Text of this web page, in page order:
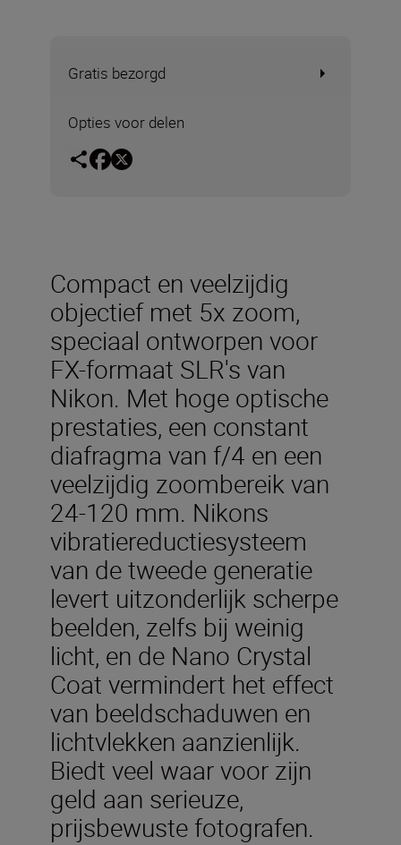
Gratis bezorgd
Opties voor delen
Compact en veelzijdig
objectief met 5x zoom,
speciaal ontworpen voor
FX-formaat SLR's van
Nikon. Met hoge optische
prestaties, een constant
diafragma van f/4 en een
veelzijdig zoombereik van
24-120 mm. Nikons
vibratiereductiesysteem
van de tweede generatie
levert uitzonderlijk scherpe
beelden, zelfs bij weinig
licht, en de Nano Crystal
Coat vermindert het effect
van beeldschaduwen en
lichtvlekken aanzienlijk.
Biedt veel waar voor zijn
geld aan serieuze,
prijsbewuste fotografen.